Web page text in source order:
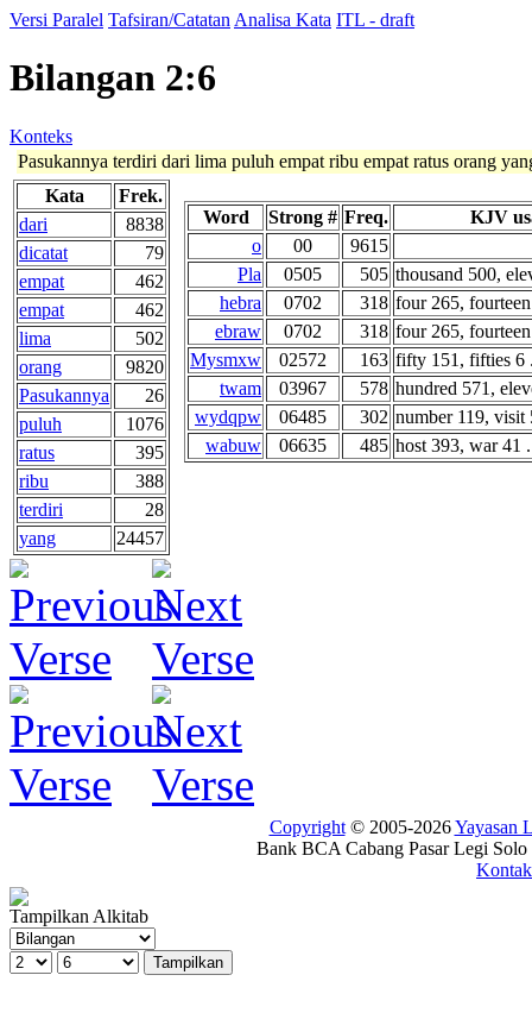
Versi Paralel Tafsiran/Catatan Analisa Kata ITL - draft
Bilangan 2:6
Konteks
Pasukannya terdiri dari lima puluh empat ribu empat ratus orang
Kata
Frek.
dari
8838
dicatat
79
empat
462
empat
462
lima
502
orang
9820
Pasukannya
26
puluh
1076
ratus
395
ribu
388
terdiri
28
yang
24457
Word Strong # Freq.
KJV
o
00
9615
Pla
0505 505 thousand 500,
hebra
0702 318 four 265,
ebraw
0702 318 four 265,
Mysmxw
02572 163 fifty 151, fifties 6
twam
03967 578 hundred 571,
wydqpw
06485 302 number 119, visit
wabuw
06635 485 host 393, war 41
Copyright© 2005-2026Yayasan
Bank BCA Cabang Pasar Legi
Kontak
Tampilkan Alkitab